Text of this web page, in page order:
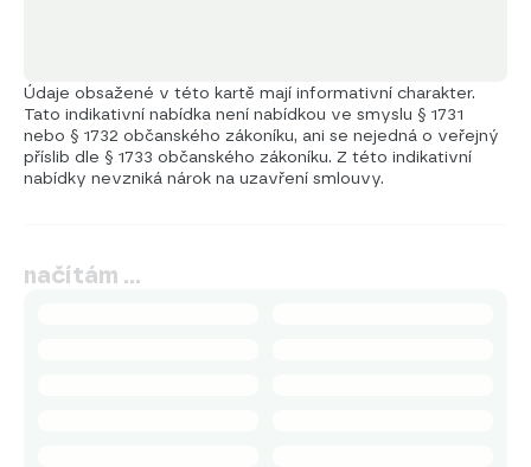
Údaje obsažené v této kartě mají informativní charakter.
Tato indikativní nabídka není nabídkou ve smyslu § 1731
nebo § 1732 občanského zákoníku, ani se nejedná o veřejný
příslib dle § 1733 občanského zákoníku. Z této indikativní
nabídky nevzniká nárok na uzavření smlouvy.
načítám …